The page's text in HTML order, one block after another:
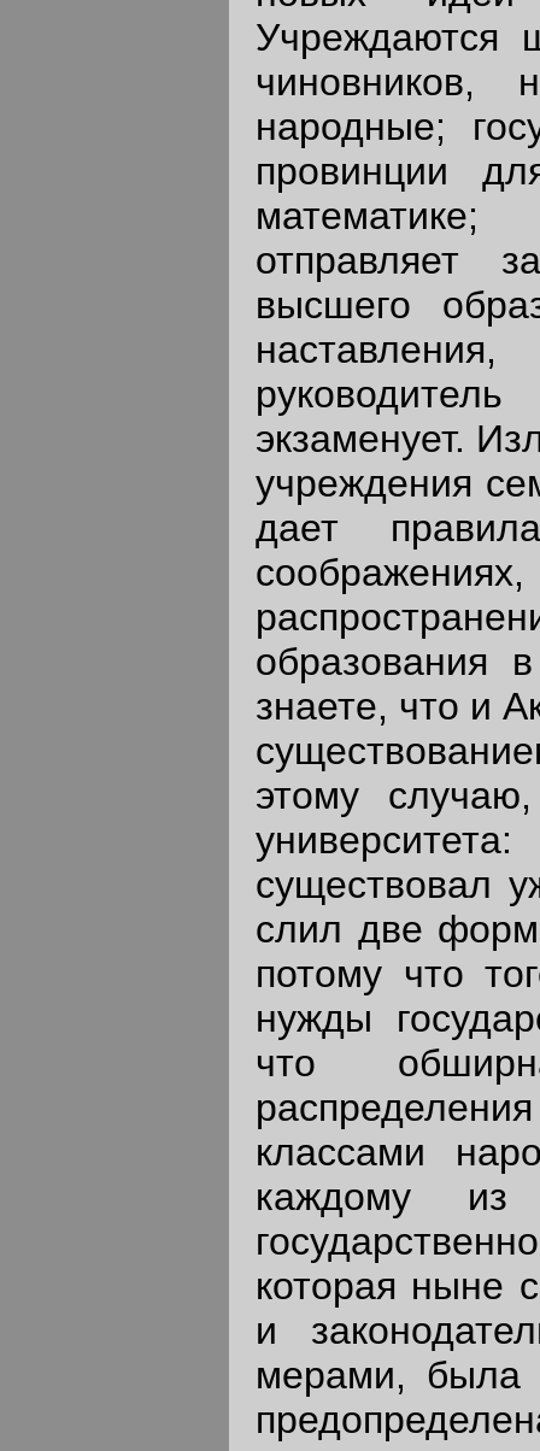
Учреждаются
чиновников,
народные;
провинции
отправляет
высшего
экзаменует.
учреждения
дает
образования
знаете, что и
этому
существовал
слил две
потому что
нужды
что
классами
каждому
которая ныне
и
мерами, была